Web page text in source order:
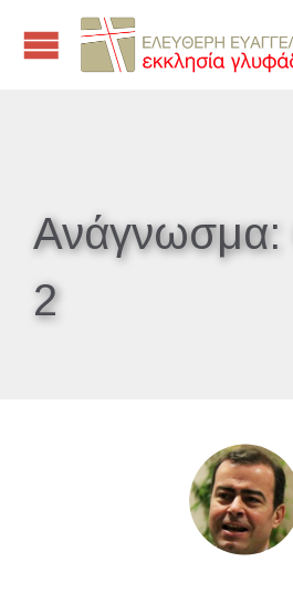
Ανάγνωσμα:
2